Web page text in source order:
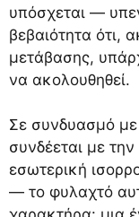
υπόσχεται —
βεβαιότητα ότι,
μετάβασης,
να ακολουθηθεί.
Σε συνδυασμό
συνδέεται με
εσωτερική
— το φυλαχτό